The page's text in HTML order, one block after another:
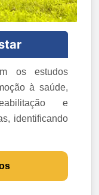
os estudos
à saúde,
e
identificando